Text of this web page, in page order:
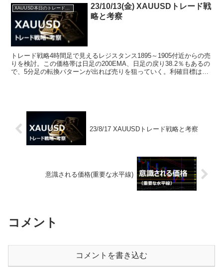
XAUUSD本日のトレード戦略と考察
23/10/13(金) XAUUSDトレード戦
略と考察
トレード戦略4時間足で見えるレジスタンス1895～1905付近からの売
りを検討。この価格帯は日足の200EMA、日足の戻り38.2％もあるの
で、5分足の転換パターンが出れば売りを狙っていく。利確目標は1
23/8/17 XAUUSDトレード戦略と考察
意識される価格(重要な水平線)
コメント
コメントを書き込む